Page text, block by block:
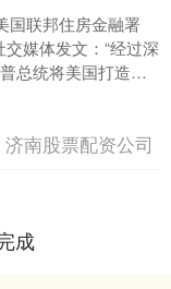
国联邦住房金融署
媒体发文：“经过深
总统将美国打造
，今天我下令房....
济南股票配资公司
成